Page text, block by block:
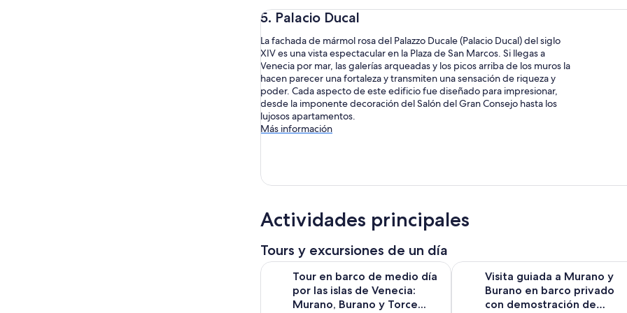
5. Palacio Ducal
La fachada de mármol rosa del Palazzo Ducale (Palacio Ducal) del siglo
XIV es una vista espectacular en la Plaza de San Marcos. Si llegas a
Venecia por mar, las galerías arqueadas y los picos arriba de los muros la
hacen parecer una fortaleza y transmiten una sensación de riqueza y
poder. Cada aspecto de este edificio fue diseñado para impresionar,
desde la imponente decoración del Salón del Gran Consejo hasta los
lujosos apartamentos.
Más información
Actividades principales
Tours y excursiones de un día
Tour en barco de medio día
por las islas de Venecia:
Murano, Burano y Torce...
Tour en barco de medio día por las islas de Venecia: Murano, Burano y
Visita guiada a Murano y
Burano en barco privado
con demostración de
Visita guiada a Murano y Burano